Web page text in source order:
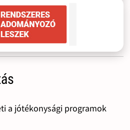
a jótékonysági programok